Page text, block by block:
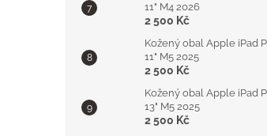
11" M4 2026
2 500 Kč
Kožený obal Apple iPad
11" M5 2025
2 500 Kč
Kožený obal Apple iPad
13" M5 2025
2 500 Kč